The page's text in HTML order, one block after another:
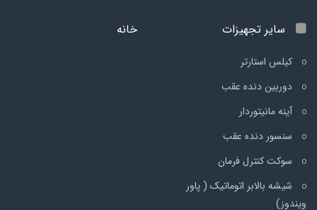
سایر تجهیزات
کیلس استارتر
دوربین دنده عقب
آینه مانیتوردار
سنسور دنده عقب
سوکت کنترل فرمان
شیشه بالابر اتوماتیک ( پاور
ویندوز)
خانه